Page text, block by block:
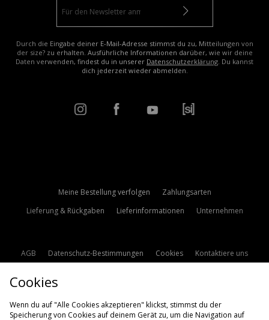
Durch die Eingabe deiner E-Mail-Adresse stimmst du zu, Mitteilungen von
der size? zu erhalten. Ausführliche Informationen darüber, wie wir deine
Daten verwenden, findest du in unserer Datenschutzerklärung. Du kannst
dich jederzeit wieder abmelden.
Meine Bestellung verfolgen
Zahlungsarten
Lieferung & Rückgaben
Lieferinformationen Unternehmen
AGB Datenschutz-Bestimmungen Cookies
Kontaktiere uns
Cookies
Wenn du auf "Alle Cookies akzeptieren" klickst, stimmst du der
Speicherung von Cookies auf deinem Gerät zu, um die Navigation auf